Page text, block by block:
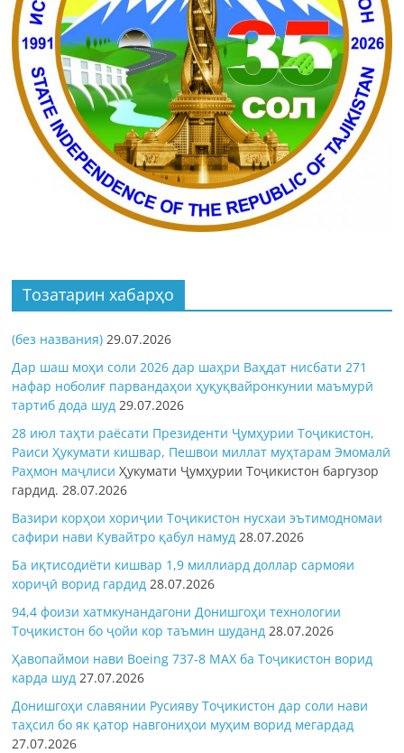
Тозатарин хабарҳо
(без названия) 29.07.2026
Дар шаш моҳи соли 2026 дар шаҳри Ваҳдат нисбати 271
нафар ноболиғ парвандаҳои ҳуқуқвайронкунии маъмурӣ
тартиб дода шуд 29.07.2026
28 июл таҳти раёсати Президенти Ҷумҳурии Тоҷикистон,
Раиси Ҳукумати кишвар, Пешвои миллат муҳтарам Эмомалӣ
Раҳмон маҷлисиҲукумати Ҷумҳурии Тоҷикистон баргузор
гардид.28.07.2026
Вазири корҳои хориҷии Тоҷикистон нусхаи эътимодномаи
сафири нави Кувайтро қабул намуд 28.07.2026
Ба иқтисодиёти кишвар 1,9 миллиард доллар сармояи
хориҷӣ ворид гардид 28.07.2026
94,4 фоизи хатмкунандагони Донишгоҳи технологии
Тоҷикистон бо ҷойи кор таъмин шуданд 28.07.2026
Ҳавопаймои нави Boeing 737-8 MAX ба Тоҷикистон ворид
карда шуд 27.07.2026
Донишгоҳи славянии Русияву Тоҷикистон дар соли нави
таҳсил бо як қатор навгониҳои муҳим ворид мегардад
27.07.2026